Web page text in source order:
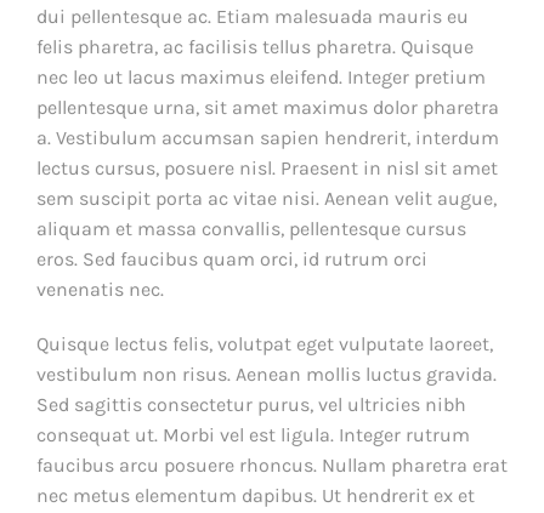
dui pellentesque ac. Etiam malesuada mauris eu
felis pharetra, ac facilisis tellus pharetra. Quisque
nec leo ut lacus maximus eleifend. Integer pretium
pellentesque urna, sit amet maximus dolor pharetra
a. Vestibulum accumsan sapien hendrerit, interdum
lectus cursus, posuere nisl. Praesent in nisl sit amet
sem suscipit porta ac vitae nisi. Aenean velit augue,
aliquam et massa convallis, pellentesque cursus
eros. Sed faucibus quam orci, id rutrum orci
venenatis nec.
Quisque lectus felis, volutpat eget vulputate laoreet,
vestibulum non risus. Aenean mollis luctus gravida.
Sed sagittis consectetur purus, vel ultricies nibh
consequat ut. Morbi vel est ligula. Integer rutrum
faucibus arcu posuere rhoncus. Nullam pharetra erat
nec metus elementum dapibus. Ut hendrerit ex et